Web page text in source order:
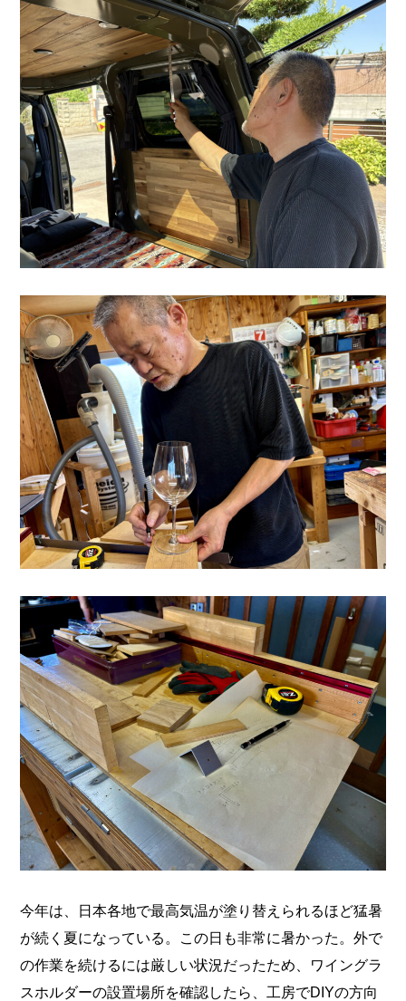
今年は、日本各地で最高気温が塗り替えられるほど猛暑
が続く夏になっている。この日も非常に暑かった。外で
の作業を続けるには厳しい状況だったため、ワイングラ
スホルダーの設置場所を確認したら、工房でDIYの方向